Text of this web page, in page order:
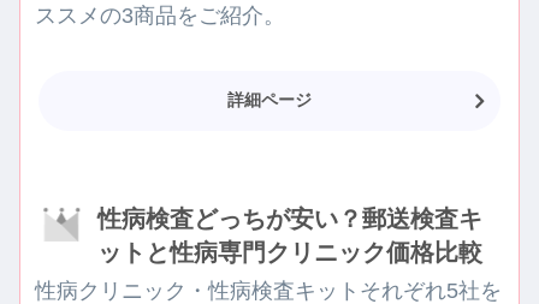
ススメの3商品をご紹介。
詳細ページ
性病検査どっちが安い？郵送検査キ
ットと性病専門クリニック価格比較
性病クリニック・性病検査キットそれぞれ5社を